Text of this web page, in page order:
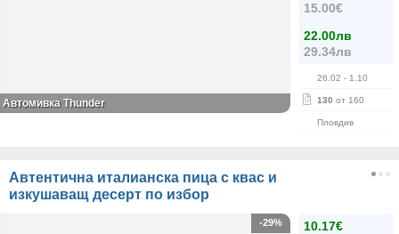
15.00€
22.00лв
29.34лв
26.02 - 1.10
130 от 160
Пловдив
Автомивка Thunder
Автентична италианска пица с квас и
изкушаващ десерт по избор
10.17€
-29%